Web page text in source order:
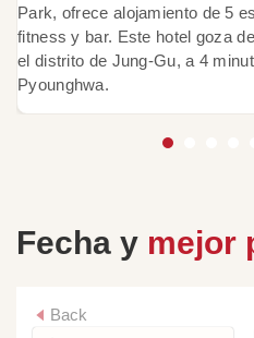
Park, ofrece alojamiento de 5
fitness y bar. Este hotel goza
el distrito de Jung-Gu, a 4
Pyounghwa.
Fecha y mejor
Back